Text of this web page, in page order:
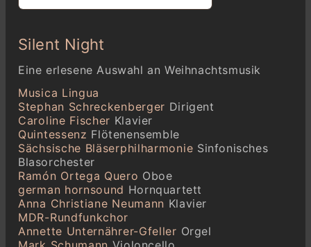
Silent Night
Eine erlesene Auswahl an Weihnachtsmusik
Musica Lingua
Stephan Schreckenberger Dirigent
Caroline Fischer Klavier
Quintessenz Flötenensemble
Sächsische Bläserphilharmonie Sinfonisches
Blasorchester
Ramón Ortega Quero Oboe
german hornsound Hornquartett
Anna Christiane Neumann Klavier
MDR-Rundfunkchor
Annette Unternährer-Gfeller Orgel